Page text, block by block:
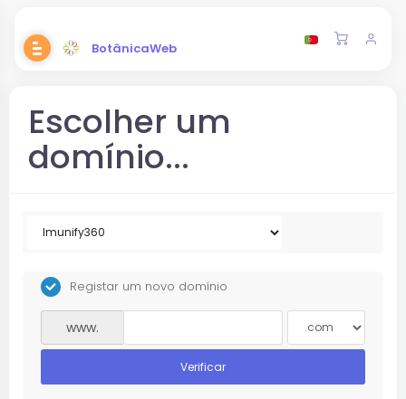
BotânicaWeb
Escolher um
domínio...
Registar um novo domínio
www.
Verificar